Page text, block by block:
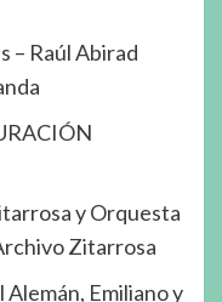
– Raúl Abirad
y Orquesta
Zitarrosa
Alemán, Emiliano y